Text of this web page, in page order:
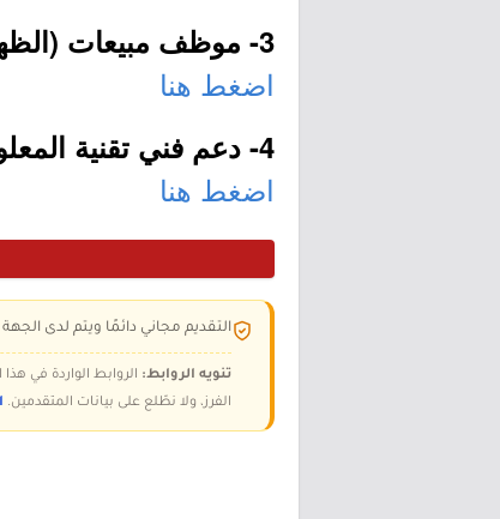
3- موظف مبيعات (الظهران):
اضغط هنا
4- دعم فني تقنية المعلومات (الظهران):
اضغط هنا
التقديم مجاني دائمًا ويتم لدى
تنويه الروابط: الروابط الواردة في
الفرز، ولا نطّلع على بيانات المتقدمين.